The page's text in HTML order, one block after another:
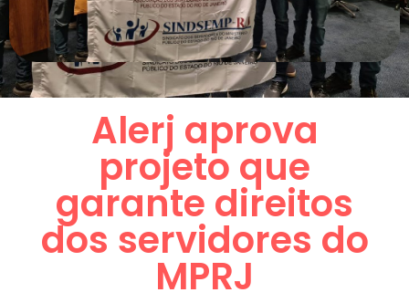
Alerj aprova
projeto que
garante direitos
dos servidores do
MPRJ